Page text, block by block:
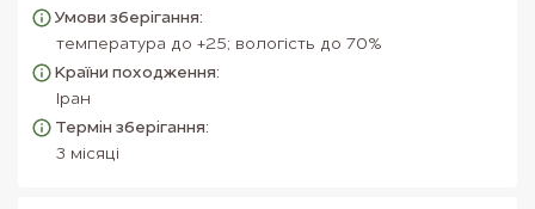
Умови зберігання:
температура до +25; вологість до 70%
Країни походження:
Іран
Термін зберігання:
3 місяці